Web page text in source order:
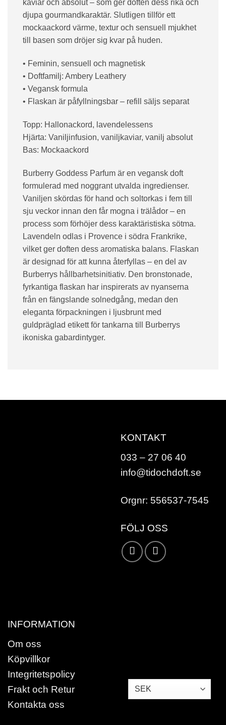
kaviar och absolut – som ger doften dess rika och
djupa gourmandkaraktär. Slutligen tillför ett
mockaackord värme, textur och sensuell mjukhet
till basen som dröjer sig kvar på huden.
• Feminin, sensuell och magnetisk
• Doftfamilj: Ambery Leathery
• Vegansk formula
• Flaskan är påfyllningsbar – refill säljs separat
Topp: Hallonackord, lavendelessens
Hjärta: Vaniljinfusion, vaniljkaviar, vanilj absolut
Bas: Mockaackord
Burberry Goddess Parfum är en vegansk doft
formulerad med noggrant utvalda ingredienser.
Vaniljen skördas för hand och soltorkas i fem till
sju veckor innan den får mogna i trälådor – en
process som förhöjer dess karaktäristiska sötma.
Lavendeln odlas i Provence i södra Frankrike,
vilket ger doften dess aromatiska balans. Flaskan
är designad för att kunna återfyllas – en del av
Burberrys hållbarhetsinitiativ. Den bronstonade,
fyrkantiga flaskan har inspirerats av nyanserna
från en fängslande solnedgång, medan den
eleganta förpackningen i ljusbrunt med
guldpräglad etikett för tankarna till Burberrys
ikoniska gabardintyger.
KONTAKT
033 – 27 06 40
info@tidochdoft.se
Orgnr: 556537-7545
FÖLJ OSS
INFORMATION
Om oss
Köpvillkor
Integritetspolicy
Frakt och Retur
Kontakta oss